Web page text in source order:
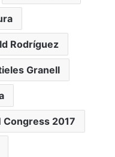
Rodríguez
Granell
Congress 2017